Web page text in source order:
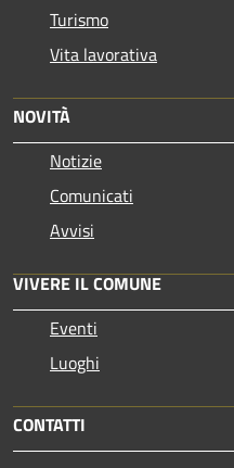
Turismo
Vita lavorativa
NOVITÀ
Notizie
Comunicati
Avvisi
VIVERE IL COMUNE
Eventi
Luoghi
CONTATTI